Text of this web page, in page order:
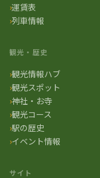
運賃表
列車情報
観光・歴史
観光情報ハブ
観光スポット
神社・お寺
観光コース
駅の歴史
イベント情報
サイト